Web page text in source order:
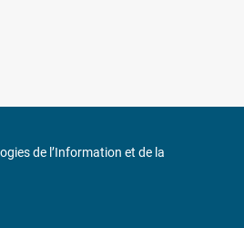
de l’Information et de la